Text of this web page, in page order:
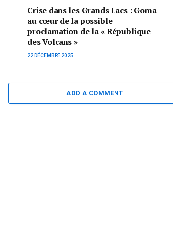
Crise dans les Grands Lacs : Goma
au cœur de la possible
proclamation de la « République
des Volcans »
22 DÉCEMBRE 2025
ADD A COMMENT